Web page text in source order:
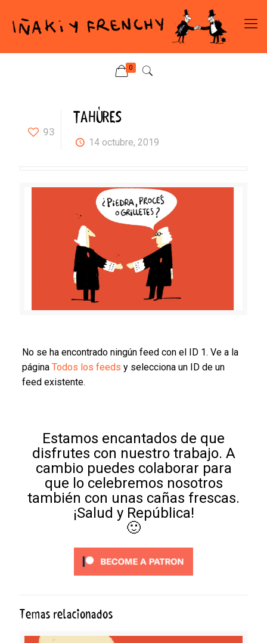
0
93
TAHÚRES
14 octubre, 2019
No se ha encontrado ningún feed con el ID 1. Ve a la
página Todos los feeds y selecciona un ID de un
feed existente.
Estamos encantados de que
disfrutes con nuestro trabajo. A
cambio puedes colaborar para
que lo celebremos nosotros
también con unas cañas frescas.
¡Salud y República!
🙂
Temas relacionados